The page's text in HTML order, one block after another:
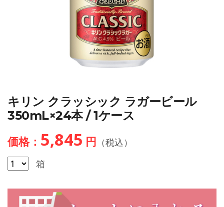
キリン クラッシック ラガービール
350mL×24本 / 1ケース
価格： 5,845 円 （税込）
箱